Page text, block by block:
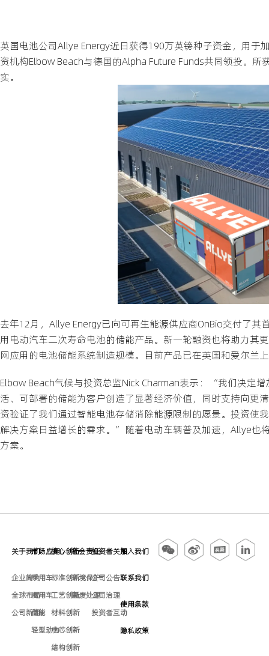
英国电池公司Allye Energy近日获得190万英镑种子资金，用
资机构Elbow Beach与德国的Alpha Future Funds共同领投。
实。
去年12月，Allye Energy已向可再生能源供应商OnBio交付了
用电动汽车二次寿命电池的储能产品。新一轮融资也将助力其
网应用的电池储能系统制造规模。目前产品已在英国和爱尔兰
Elbow Beach气候与投资总监Nick Charman表示：“我们决定
活、可部署的储能为客户创造了显著经济价值，同时支持向
资验证了我们通过智能电池存储消除能源限制的愿景。投资使
解决方案日益增长的需求。”随着电动车辆普及加速，Allye也
方案。
关于我们
企业简介
全球布局
公司新闻
市场应用
乘用车
商用车
储能
轻型动力
核心创新
标准创新
工艺创新
材料创新
电芯创新
结构创新
社会责任
环境保护
固废处理
投资者关系
公司公告
公司治理
投资者互动
加入我们
联系我们
使用条款
隐私政策